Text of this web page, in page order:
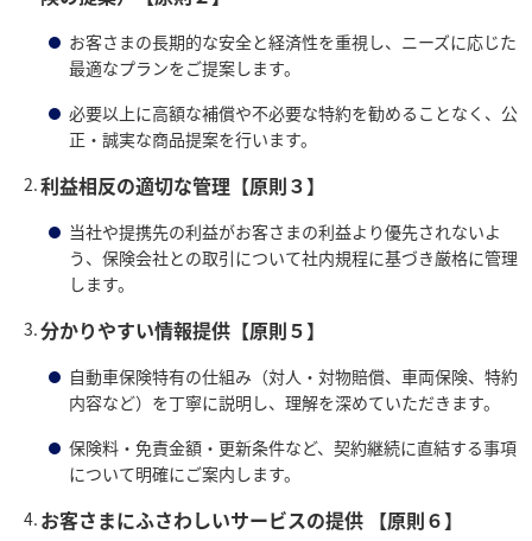
お客さまの長期的な安全と経済性を重視し、ニーズに応じた
最適なプランをご提案します。
必要以上に高額な補償や不必要な特約を勧めることなく、公
正・誠実な商品提案を行います。
利益相反の適切な管理【原則３】
当社や提携先の利益がお客さまの利益より優先されないよ
う、保険会社との取引について社内規程に基づき厳格に管理
します。
分かりやすい情報提供【原則５】
自動車保険特有の仕組み（対人・対物賠償、車両保険、特約
内容など）を丁寧に説明し、理解を深めていただきます。
保険料・免責金額・更新条件など、契約継続に直結する事項
について明確にご案内します。
お客さまにふさわしいサービスの提供 【原則６】